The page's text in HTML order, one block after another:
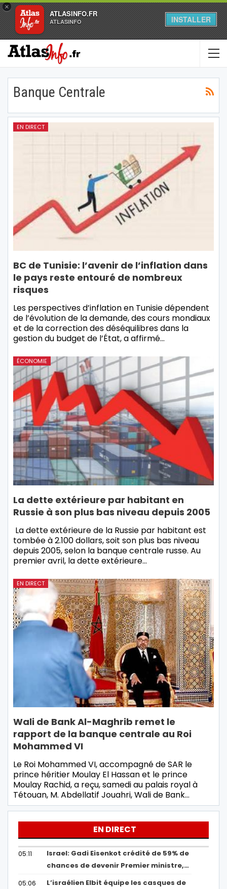
×
ATLASINFO.FR
ATLASINFO INSTALLER
Banque Centrale
EN DIRECT
BC de Tunisie: l’avenir de l’inflation dans
le pays reste entouré de nombreux
risques
Les perspectives d’inflation en Tunisie dépendent
de l’évolution de la demande, des cours mondiaux
et de la correction des déséquilibres dans la
gestion du budget de l’État, a affirmé…
ÉCONOMIE
La dette extérieure par habitant en
Russie à son plus bas niveau depuis 2005
La dette extérieure de la Russie par habitant est
tombée à 2.100 dollars, soit son plus bas niveau
depuis 2005, selon la banque centrale russe. Au
premier avril, la dette extérieure…
EN DIRECT
Wali de Bank Al-Maghrib remet le
rapport de la banque centrale au Roi
Mohammed VI
Le Roi Mohammed VI, accompagné de SAR le
prince héritier Moulay El Hassan et le prince
Moulay Rachid, a reçu, samedi au palais royal à
Tétouan, M. Abdellatif Jouahri, Wali de Bank…
EN DIRECT
05:11
Israel: Gadi Eisenkot crédité de 59% de
chances de devenir Premier ministre,…
05:06
L’israélien Elbit équipe les casques de